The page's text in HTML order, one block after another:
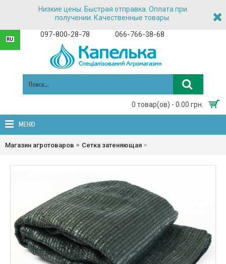
Низкие цены. Быстрая отправка. Оплата при
получении. Качественные товары.
097-800-28-78 066-766-38-68
0 товар(ов) - 0.00 грн.
МЕНЮ
Магазин агротоваров Сетка затеняющая